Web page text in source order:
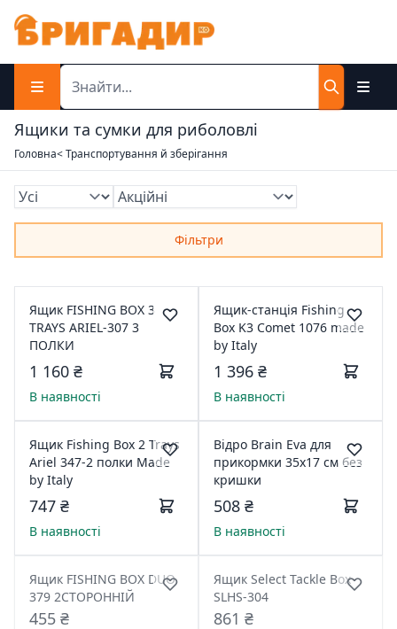
Ящики та сумки для риболовлі
Головна< Транспортування й зберігання
Фільтри
Ящик FISHING BOX 3
TRAYS ARIEL-307 3
ПОЛКИ
1 160 ₴
В наявності
Ящик-станція Fishing
Box K3 Comet 1076 made
by Italy
1 396 ₴
В наявності
Ящик Fishing Box 2 Trays
Ariel 347-2 полки Made
by Italy
747 ₴
В наявності
Відро Brain Eva для
прикормки 35x17 см без
кришки
508 ₴
В наявності
Ящик FISHING BOX DUO
379 2СТОРОННІЙ
455 ₴
Ящик Select Tackle Box
SLHS-304
861 ₴